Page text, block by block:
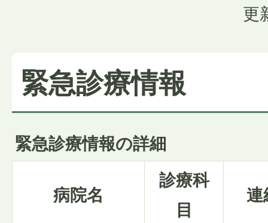
更
緊急診療情報
緊急診療情報の詳細
病院名
診療科
目
連